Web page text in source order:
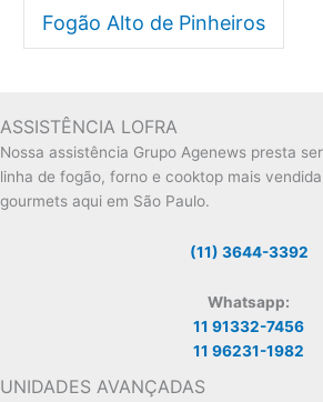
Fogão Alto de Pinheiros
ASSISTÊNCIA LOFRA
Nossa assistência Grupo Agenews presta
linha de fogão, forno e cooktop mais
gourmets aqui em São Paulo.
(11) 3644-3392
Whatsapp:
11 91332-7456
11 96231-1982
UNIDADES AVANÇADAS